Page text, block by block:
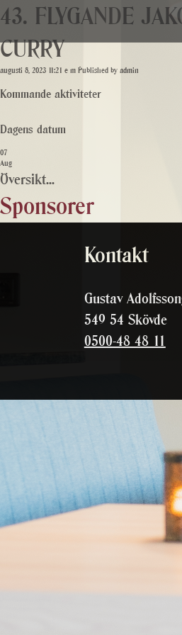
43. FLYGANDE
CURRY
augusti 8, 2023 11:21 e m Published by admin
Kommande aktiviteter
Dagens datum
07
Aug
Översikt...
Sponsorer
Kontakt
Gustav
549 54 Skövde
0500-48 48 11